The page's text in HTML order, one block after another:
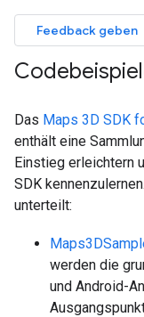
Feedback geben
Das Maps 3D SDK
enthält eine
Einstieg erleichtern
SDK
unterteilt:
werden die
und Android-